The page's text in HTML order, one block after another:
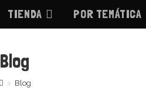
TIENDA POR TEMÁTICA
Blog
> Blog